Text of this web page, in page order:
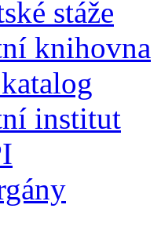
stáže
knihovna
institut